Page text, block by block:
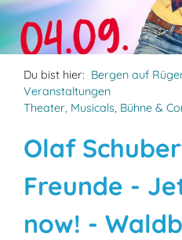
Du bist hier: Bergen auf
Veranstaltungen
Theater, Musicals, Bühne &
Olaf
Freunde -
now! -